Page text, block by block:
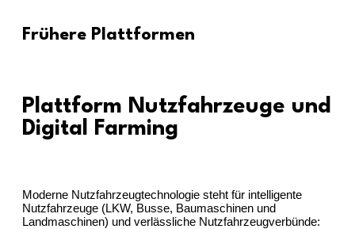
Frühere Plattformen
Plattform Nutzfahrzeuge und
Digital Farming
Moderne Nutzfahrzeugtechnologie steht für intelligente
Nutzfahrzeuge (LKW, Busse, Baumaschinen und
Landmaschinen) und verlässliche Nutzfahrzeugverbünde: